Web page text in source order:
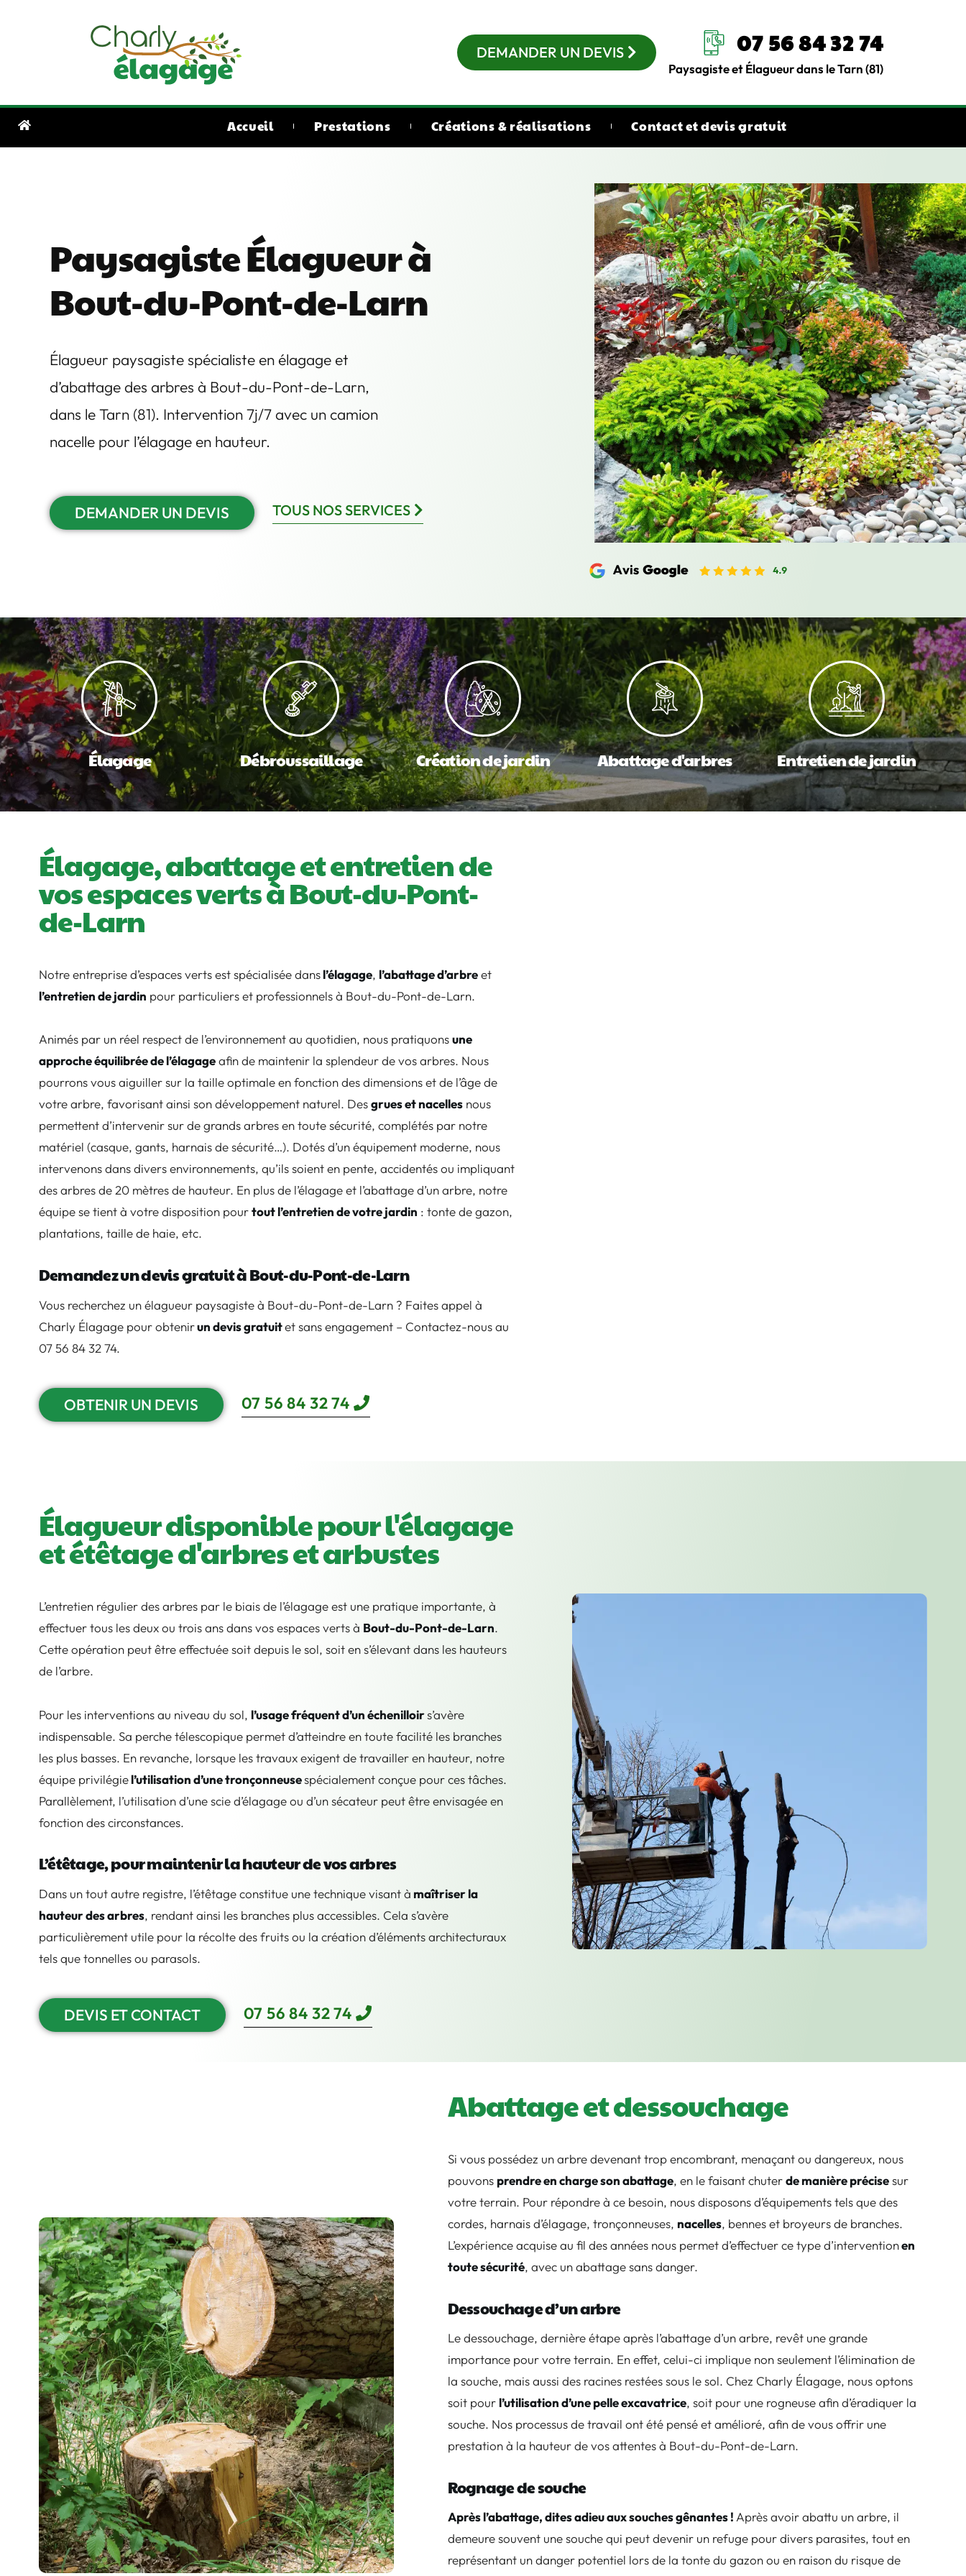
DEMANDER UN DEVIS 07 56 84 32 74
Paysagiste et Élagueur dans le Tarn (81)
Accueil Prestations Créations & réalisations Contact et devis gratuit
Paysagiste Élagueur à
Bout-du-Pont-de-Larn
Élagueur paysagiste spécialiste en élagage et
d’abattage des arbres à Bout-du-Pont-de-Larn,
dans le Tarn (81). Intervention 7j/7 avec un camion
nacelle pour l’élagage en hauteur.
DEMANDER UN DEVIS TOUS NOS SERVICES
Élagage Débroussaillage Création de jardin Abattage d'arbres Entretien de jardin
Élagage, abattage et entretien de
vos espaces verts à Bout-du-Pont-
de-Larn
Notre entreprise d’espaces verts est spécialisée dansl’élagage, l’abattage d’arbreet
l’entretien de jardin pour particuliers et professionnels à Bout-du-Pont-de-Larn.
Animés par un réel respect de l’environnement au quotidien, nous pratiquonsune
approche équilibrée de l’élagageafin de maintenir la splendeur de vos arbres. Nous
pourrons vous aiguiller sur la taille optimale en fonction des dimensions et de l’âge de
votre arbre, favorisant ainsi son développement naturel. Desgrues et nacellesnous
permettent d’intervenir sur de grands arbres en toute sécurité, complétés par notre
matériel (casque, gants, harnais de sécurité…). Dotés d’un équipement moderne, nous
intervenons dans divers environnements, qu’ils soient en pente, accidentés ou impliquant
des arbres de 20 mètres de hauteur. En plus de l’élagage et l’abattage d’un arbre, notre
équipe se tient à votre disposition pourtout l’entretien de votre jardin : tonte de gazon,
plantations, taille de haie, etc.
Demandez un devis gratuit à Bout-du-Pont-de-Larn
Vous recherchez un élagueur paysagiste à Bout-du-Pont-de-Larn ? Faites appel à
Charly Élagage pour obtenirun devis gratuitet sans engagement – Contactez-nous au
07 56 84 32 74.
OBTENIR UN DEVIS 07 56 84 32 74
Élagueur disponible pour l'élagage
et étêtage d'arbres et arbustes
L’entretien régulier des arbres par le biais de l’élagage est une pratique importante, à
effectuer tous les deux ou trois ans dans vos espaces verts à Bout-du-Pont-de-Larn.
Cette opération peut être effectuée soit depuis le sol, soit en s’élevant dans les hauteurs
de l’arbre.
Pour les interventions au niveau du sol, l’usage fréquent d’un échenilloirs’avère
indispensable. Sa perche télescopique permet d’atteindre en toute facilité les branches
les plus basses. En revanche, lorsque les travaux exigent de travailler en hauteur, notre
équipe privilégiel’utilisation d’une tronçonneusespécialement conçue pour ces tâches.
Parallèlement, l’utilisation d’une scie d’élagage ou d’un sécateur peut être envisagée en
fonction des circonstances.
L’étêtage, pour maintenir la hauteur de vos arbres
Dans un tout autre registre, l’étêtage constitue une technique visant à maîtriser la
hauteur des arbres, rendant ainsi les branches plus accessibles. Cela s’avère
particulièrement utile pour la récolte des fruits ou la création d’éléments architecturaux
tels que tonnelles ou parasols.
DEVIS ET CONTACT 07 56 84 32 74
Abattage et dessouchage
Si vous possédez un arbre devenant trop encombrant, menaçant ou dangereux, nous
pouvons prendre en charge son abattage, en le faisant chuterde manière précisesur
votre terrain. Pour répondre à ce besoin, nous disposons d’équipements tels que des
cordes, harnais d’élagage, tronçonneuses, nacelles, bennes et broyeurs de branches.
L’expérience acquise au fil des années nous permet d’effectuer ce type d’interventionen
toute sécurité, avec un abattage sans danger.
Dessouchage d’un arbre
Le dessouchage, dernière étape après l’abattage d’un arbre, revêt une grande
importance pour votre terrain. En effet, celui-ci implique non seulement l’élimination de
la souche, mais aussi des racines restées sous le sol. Chez Charly Élagage, nous optons
soit pour l’utilisation d’une pelle excavatrice, soit pour une rogneuse afin d’éradiquer la
souche. Nos processus de travail ont été pensé et amélioré, afin de vous offrir une
prestation à la hauteur de vos attentes à Bout-du-Pont-de-Larn.
Rognage de souche
Après l’abattage, dites adieu aux souches gênantes !Après avoir abattu un arbre, il
demeure souvent une souche qui peut devenir un refuge pour divers parasites, tout en
représentant un danger potentiel lors de la tonte du gazon ou en raison du risque de